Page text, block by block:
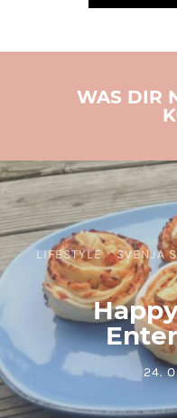
WAS DIR
LIFESTYLE SVENJA
24.